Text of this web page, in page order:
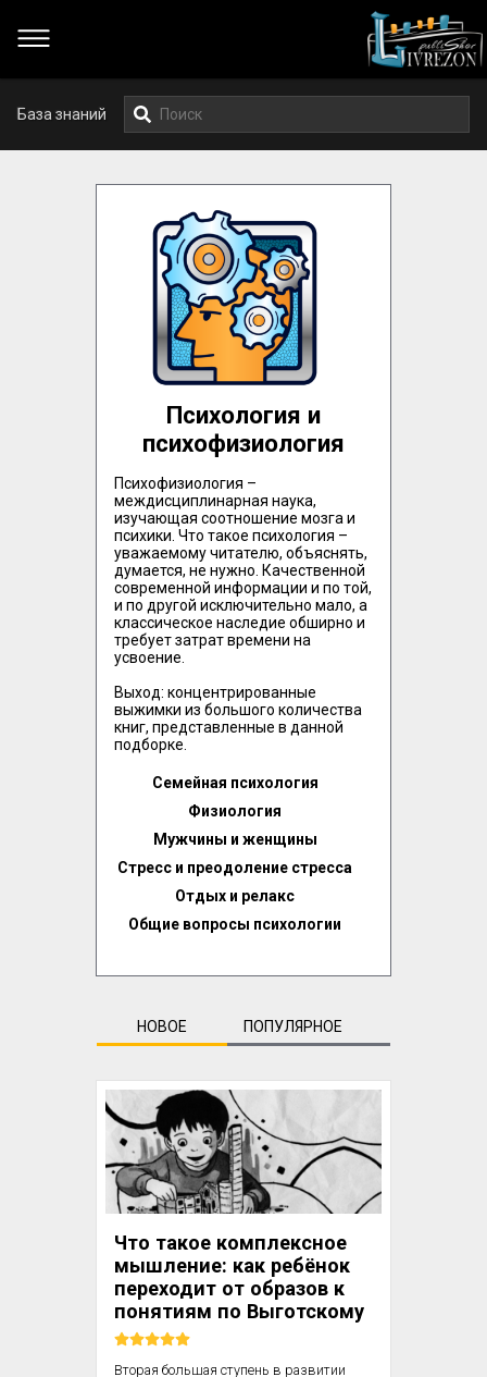
База знаний
Психология и
психофизиология
Психофизиология –
междисциплинарная наука,
изучающая соотношение мозга и
психики. Что такое психология –
уважаемому читателю, объяснять,
думается, не нужно. Качественной
современной информации и по той,
и по другой исключительно мало, а
классическое наследие обширно и
требует затрат времени на
усвоение.
Выход: концентрированные
выжимки из большого количества
книг, представленные в данной
подборке.
Семейная психология
Физиология
Мужчины и женщины
Стресс и преодоление стресса
Отдых и релакс
Общие вопросы психологии
НОВОЕ ПОПУЛЯРНОЕ
Что такое комплексное
мышление: как ребёнок
переходит от образов к
понятиям по Выготскому
Вторая большая ступень в развитии